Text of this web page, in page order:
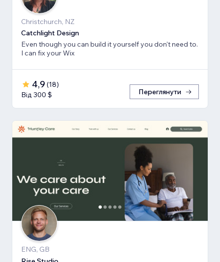
Christchurch, NZ
Catchlight Design
Even though you can build it yourself you don't need to.
I can fix your Wix
4,9 (18)
Від 300 $
Переглянути
ENG, GB